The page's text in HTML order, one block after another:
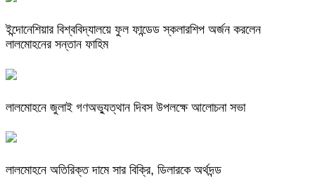
ইন্দোনেশিয়ার বিশ্ববিদ্যালয়ে ফুল ফান্ডেড স্কলারশিপ অর্জন করলেন
লালমোহনের সন্তান ফাহিম
লালমোহনে জুলাই গণঅভ্যুত্থান দিবস উপলক্ষে আলোচনা সভা
লালমোহনে অতিরিক্ত দামে সার বিক্রি, ডিলারকে অর্থদন্ড